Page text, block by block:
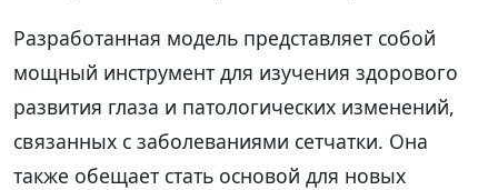
Разработанная модель представляет собой
мощный инструмент для изучения здорового
развития глаза и патологических изменений,
связанных с заболеваниями сетчатки. Она
также обещает стать основой для новых